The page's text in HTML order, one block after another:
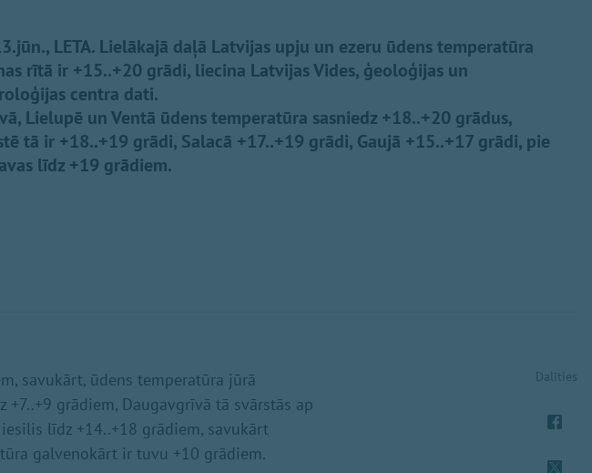
LETA. Lielākajā daļā Latvijas upju un ezeru ūdens temperatūra
rītā ir +15..+20 grādi, liecina Latvijas Vides, ģeoloģijas un
centra dati.
Lielupē un Ventā ūdens temperatūra sasniedz +18..+20 grādus,
tā ir +18..+19 grādi, Salacā +17..+19 grādi, Gaujā +15..+17 grādi, pie
līdz +19 grādiem.
savukārt, ūdens temperatūra jūrā
grādiem, Daugavgrīvā tā svārstās ap
līdz +14..+18 grādiem, savukārt
galvenokārt ir tuvu +10 grādiem.
Dalīties